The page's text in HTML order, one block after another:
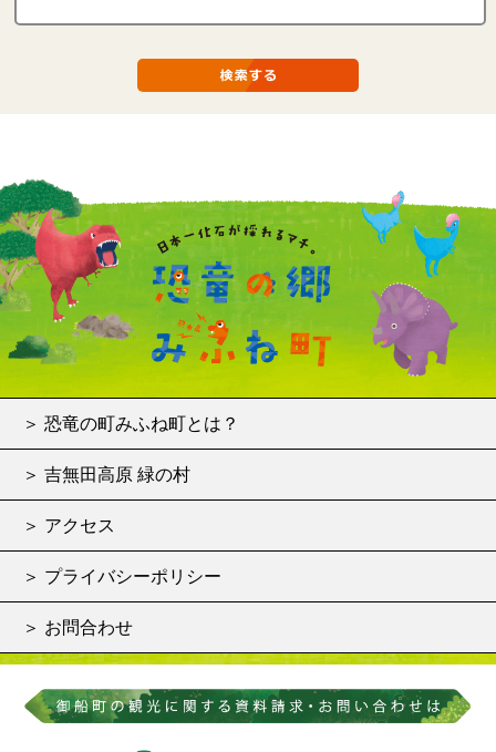
＞ 恐竜の町みふね町とは？
＞ 吉無田高原 緑の村
＞ アクセス
＞ プライバシーポリシー
＞ お問合わせ